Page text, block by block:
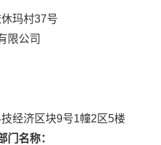
玛村37号
限公司
经济区块9号1幢2区5楼
门名称：